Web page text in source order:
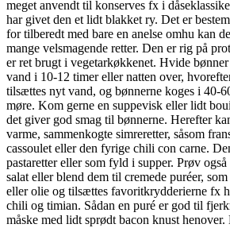
meget anvendt til konserves fx i
har givet den et lidt blakket ry. Det er
for tilberedt med bare en anelse omhu kan
mange velsmagende retter. Den er rig på
er ret brugt i vegetarkøkkenet. Hvide
vand i 10-12 timer eller natten over,
tilsættes nyt vand, og bønnerne koges i 40-
møre. Kom gerne en suppevisk eller lidt
det giver god smag til bønnerne. Herefter
varme, sammenkogte simreretter, såsom
cassoulet eller den fyrige chili con carne.
pastaretter eller som fyld i supper. Prøv
salat eller blend dem til cremede puréer,
eller olie og tilsættes favoritkrydderierne fx
chili og timian. Sådan en puré er god til
måske med lidt sprødt bacon knust